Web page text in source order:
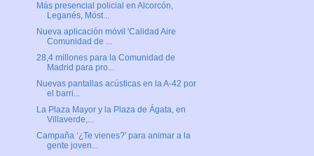
Más presencial policial en Alcorcón,
Leganés, Móst...
Nueva aplicación móvil 'Calidad Aire
Comunidad de ...
28,4 millones para la Comunidad de
Madrid para pro...
Nuevas pantallas acústicas en la A-42 por
el barri...
La Plaza Mayor y la Plaza de Ágata, en
Villaverde,...
Campaña ‘¿Te vienes?' para animar a la
gente joven...